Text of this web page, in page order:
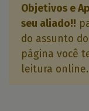
Objetivos e
seu aliado!!
do assunto
página você
leitura online.